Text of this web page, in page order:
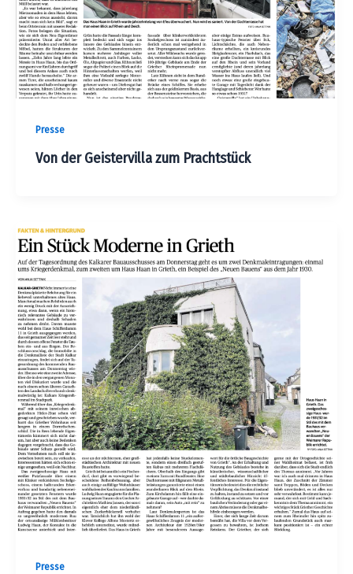
Presse
Von der Geistervilla zum Prachtstück
Presse